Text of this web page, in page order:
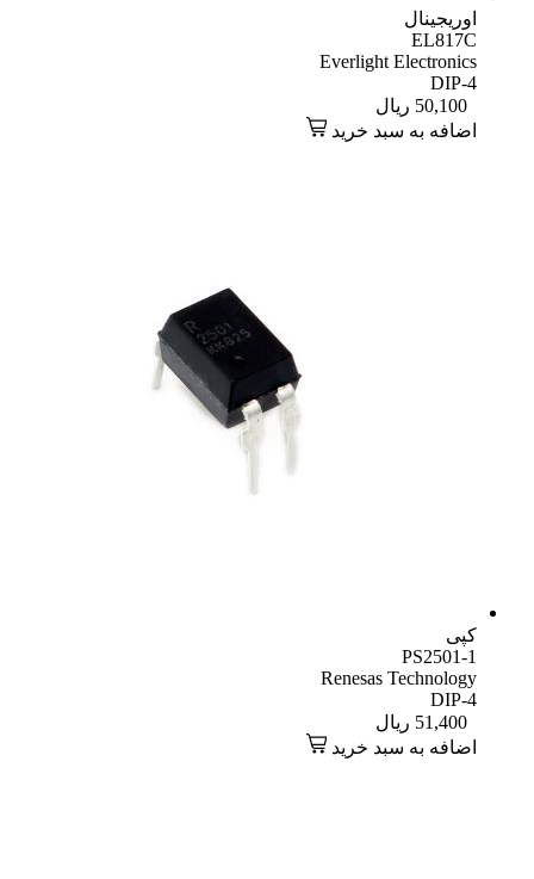
اوریجینال
EL817C
Everlight Electronics
DIP-4
50,100 ریال
اضافه به سبد خرید
کپی
PS2501-1
Renesas Technology
DIP-4
51,400 ریال
اضافه به سبد خرید